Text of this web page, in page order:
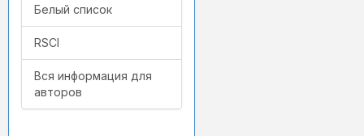
Белый список
RSCI
Вся информация для
авторов